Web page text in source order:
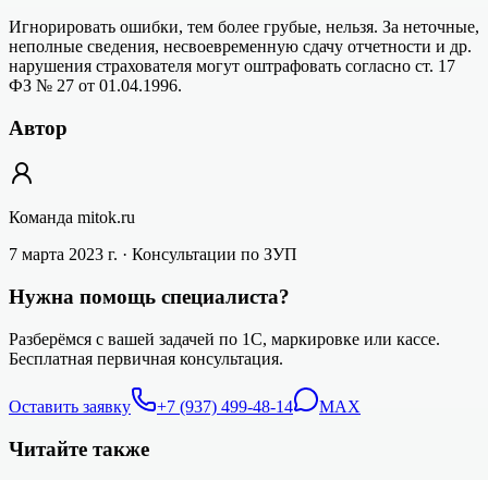
Игнорировать ошибки, тем более грубые, нельзя. За неточные,
неполные сведения, несвоевременную сдачу отчетности и др.
нарушения страхователя могут оштрафовать согласно ст. 17
ФЗ № 27 от 01.04.1996.
Автор
Команда mitok.ru
7 марта 2023 г. · Консультации по ЗУП
Нужна помощь специалиста?
Разберёмся с вашей задачей по 1С, маркировке или кассе.
Бесплатная первичная консультация.
Оставить заявку +7 (937) 499-48-14 MAX
Читайте также